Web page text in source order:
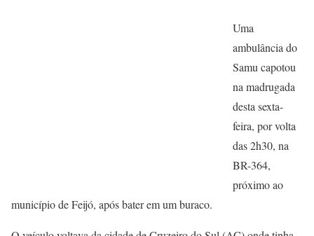
Uma
ambulância do
Samu capotou
na madrugada
desta sexta-
feira, por volta
das 2h30, na
BR-364,
próximo ao
município de Feijó, após bater em um buraco.